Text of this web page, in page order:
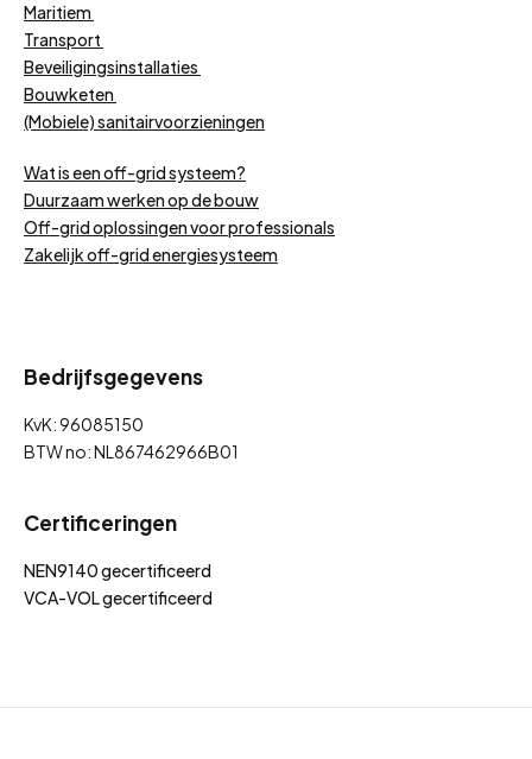
Maritiem
Transport
Beveiligingsinstallaties
Bouwketen
(Mobiele) sanitairvoorzieningen
Wat is een off-grid systeem?
Duurzaam werken op de bouw
Off-grid oplossingen voor professionals
Zakelijk off-grid energiesysteem
Bedrijfsgegevens
KvK: 96085150
BTW no: NL867462966B01
Certificeringen
NEN9140 gecertificeerd
VCA-VOL gecertificeerd